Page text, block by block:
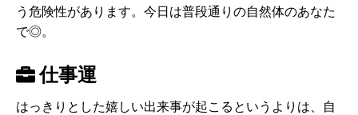
う危険性があります。今日は普段通りの自然体のあなた
で◎。
仕事運
はっきりとした嬉しい出来事が起こるというよりは、自